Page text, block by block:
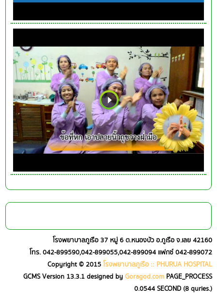
โรงพยาบาลภูเรือ 37 หมู่ 6 ต.หนองบัว อ.ภูเรือ จ.เลย 42160
โทร. 042-899590,042-899055,042-899094 แฟกซ์ 042-899072
Copyright © 2015 โรงพยาบาลภูเรือ :: PHURUA HOSPITAL
GCMS Version 13.3.1 designed by Goragod.com PAGE_PROCESS
0.0544 SECOND (8 quries.)